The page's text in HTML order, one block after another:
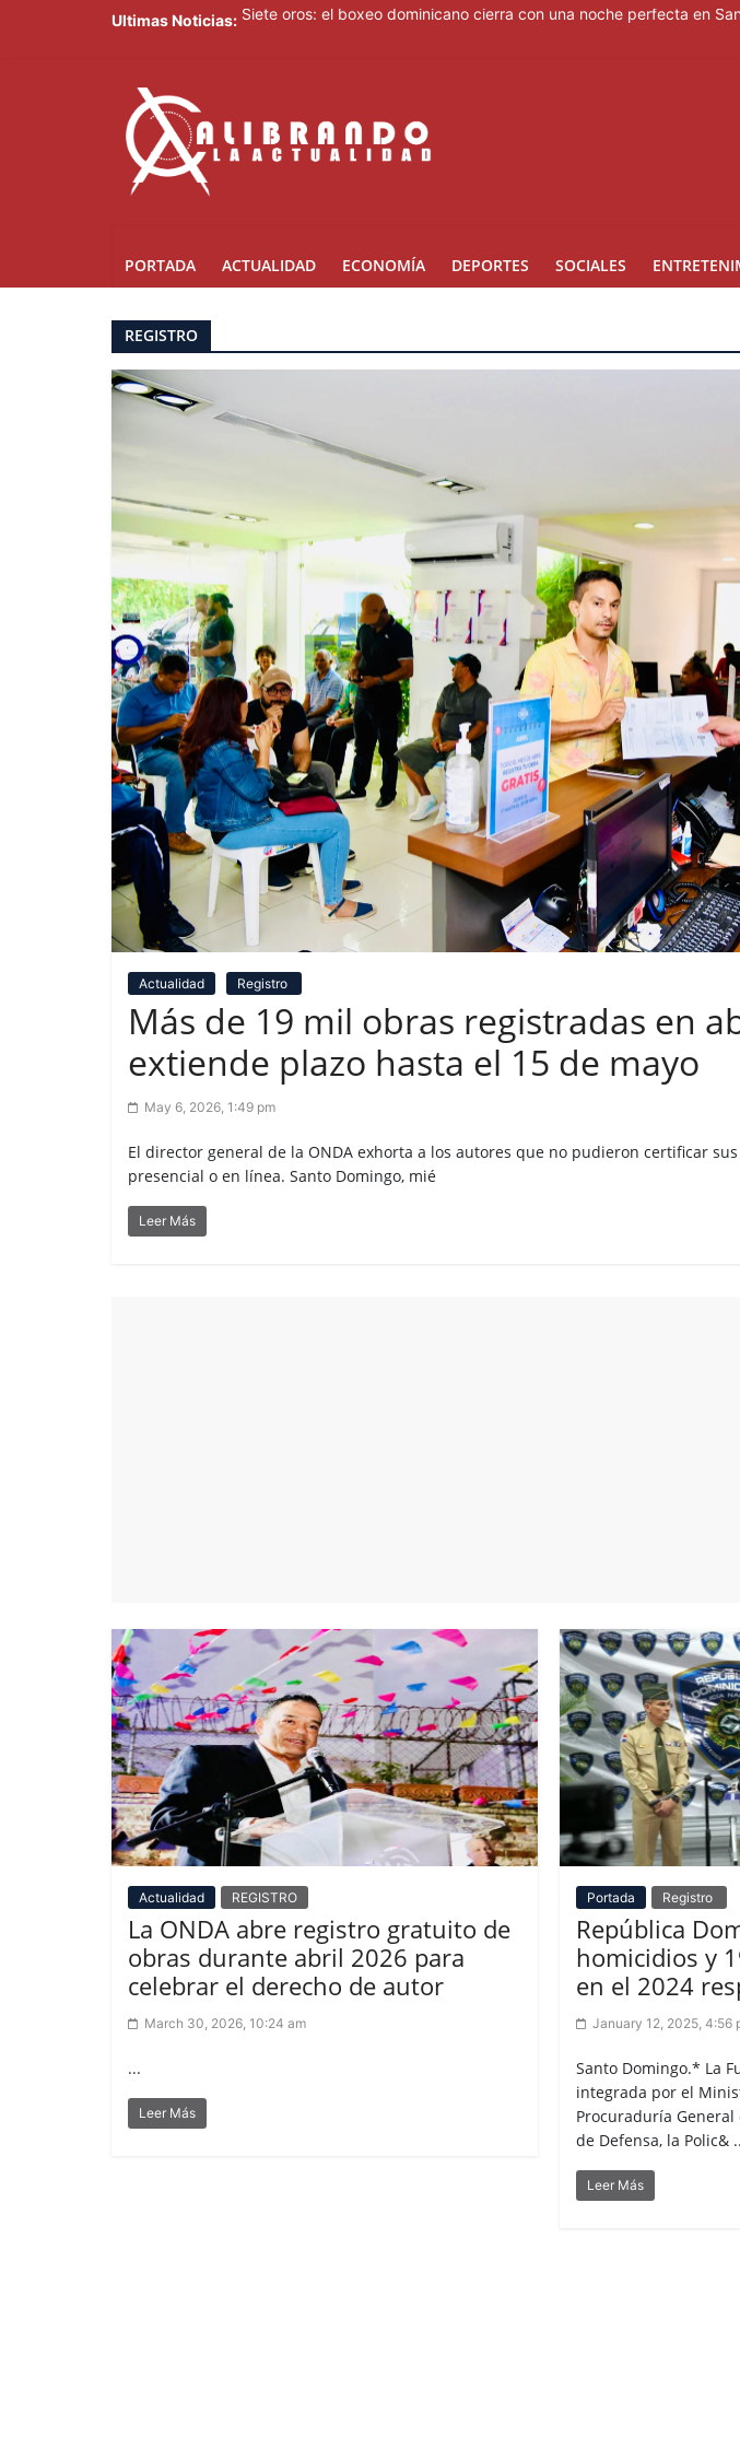
Ultimas Noticias: Siete oros: el boxeo dominicano cierra con una noche perfecta en
PORTADA ACTUALIDAD ECONOMÍA DEPORTES SOCIALES
REGISTRO
Actualidad Registro
Más de 19 mil obras registradas en
extiende plazo hasta el 15 de mayo
May 6, 2026, 1:49 pm
El director general de la ONDA exhorta a los autores que no pudieron certificar
presencial o en línea. Santo Domingo, mié
Leer Más
Actualidad REGISTRO
La ONDA abre registro gratuito de
obras durante abril 2026 para
celebrar el derecho de autor
March 30, 2026, 10:24 am
...
Leer Más
Portada Registro
República
homicidios y
en el 2024
January 12, 2025, 4:56
Santo Domingo.* La
integrada por el
Procuraduría
de Defensa, la Polic&
Leer Más